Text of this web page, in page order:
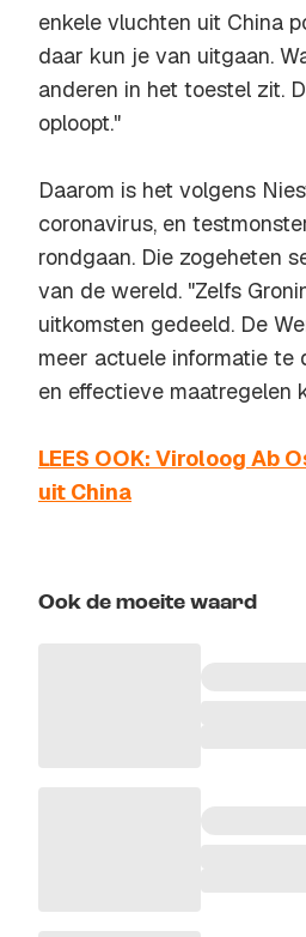
enkele vluchten uit China
daar kun je van uitgaan.
anderen in het toestel zit.
oploopt."
Daarom is het volgens
coronavirus, en
rondgaan. Die zogeheten
van de wereld. "Zelfs
uitkomsten gedeeld. De
meer actuele informatie te
en effectieve maatregelen
LEES OOK: Viroloog Ab
uit China
Ook de moeite waard